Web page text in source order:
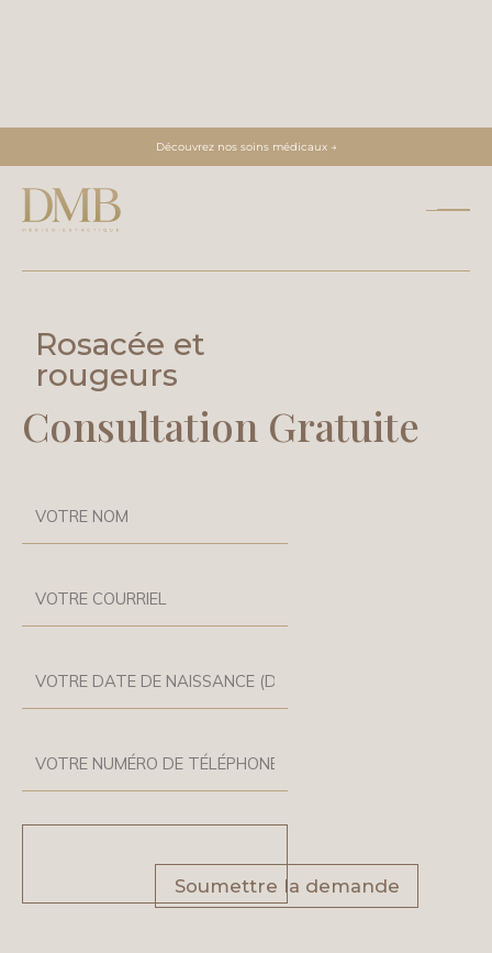
Découvrez nos soins médicaux →
HYDRAFACIAL
IPL-LUMECCA
Rosacée et
rougeurs
Consultation Gratuite